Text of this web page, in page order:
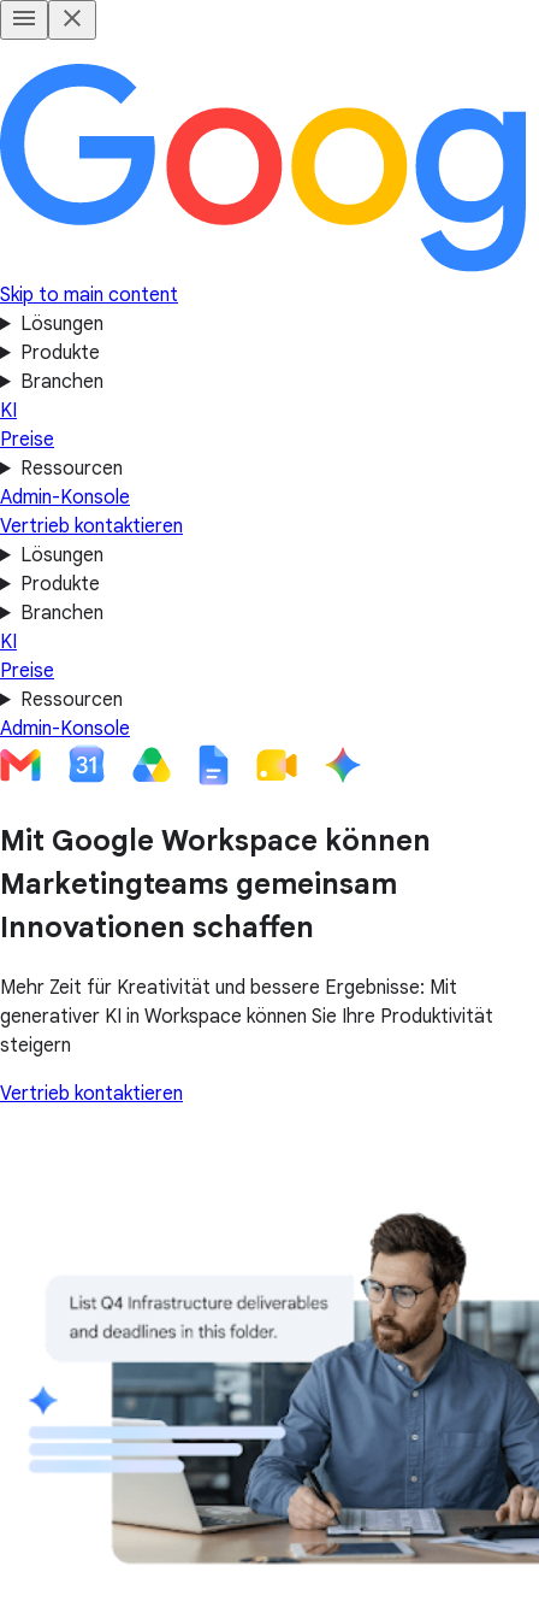
Skip to main content
Lösungen
Produkte
Branchen
KI
Preise
Ressourcen
Admin-Konsole
Vertrieb kontaktieren
Lösungen
Produkte
Branchen
KI
Preise
Ressourcen
Admin-Konsole
Mit Google Workspace können
Marketingteams gemeinsam
Innovationen schaffen
Mehr Zeit für Kreativität und bessere Ergebnisse: Mit
generativer KI in Workspace können Sie Ihre Produktivität
steigern
Vertrieb kontaktieren